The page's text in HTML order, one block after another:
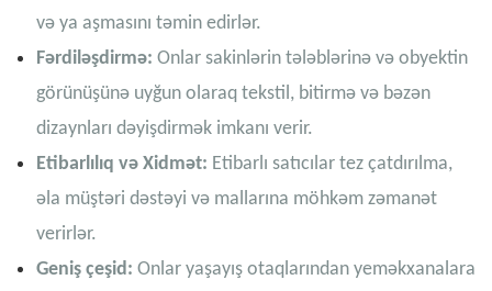
və ya aşmasını təmin edirlər.
Fərdiləşdirmə: Onlar sakinlərin tələblərinə və obyektin
görünüşünə uyğun olaraq tekstil, bitirmə və bəzən
dizaynları dəyişdirmək imkanı verir.
Etibarlılıq və Xidmət: Etibarlı satıcılar tez çatdırılma,
əla müştəri dəstəyi və mallarına möhkəm zəmanət
verirlər.
Geniş çeşid: Onlar yaşayış otaqlarından yeməkxanalara